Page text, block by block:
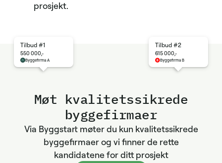
prosjekt.
Møt kvalitets­sikrede
byggefirmaer
Via Byggstart møter du kun kvalitetssikrede
byggefirmaer og vi finner de rette
kandidatene for ditt prosjekt
Tilbud #1
550 000,-
Byggefirma A
Tilbud #2
615 000,-
Byggefirma B